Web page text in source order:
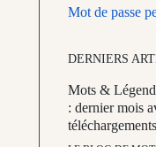
Mot de passe
DERNIERS
Mots &
: dernier mois
téléchargements